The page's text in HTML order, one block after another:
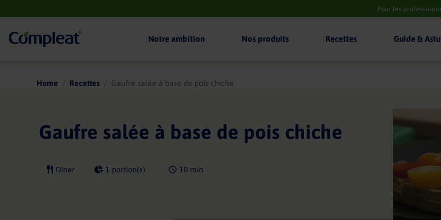
navigation
Pour les
Compleat
Notre ambition Nos produits Recettes Guide &
Home Recettes Gaufre salée à base de pois chiche
Gaufre salée à base de pois chiche
Dîner 1 portion(s) 10 min